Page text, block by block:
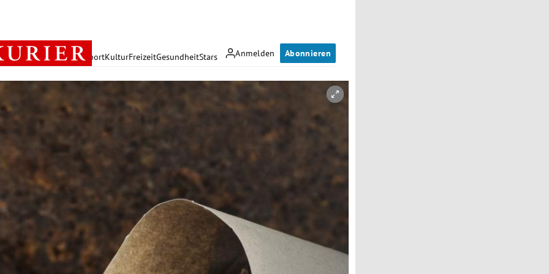
Anmelden Abonnieren
PolitikWirtschaft SportKulturFreizeitGesundheitStars